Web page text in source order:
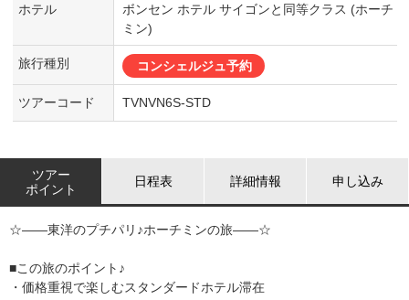
ホテル
ボンセン ホテル サイゴンと同等クラス (ホーチ
ミン)
旅行種別 コンシェルジュ予約
ツアーコード TVNVN6S-STD
ツアー
ポイント
日程表 詳細情報 申し込み
☆――東洋のプチパリ♪ホーチミンの旅――☆
■この旅のポイント♪
・価格重視で楽しむスタンダードホテル滞在